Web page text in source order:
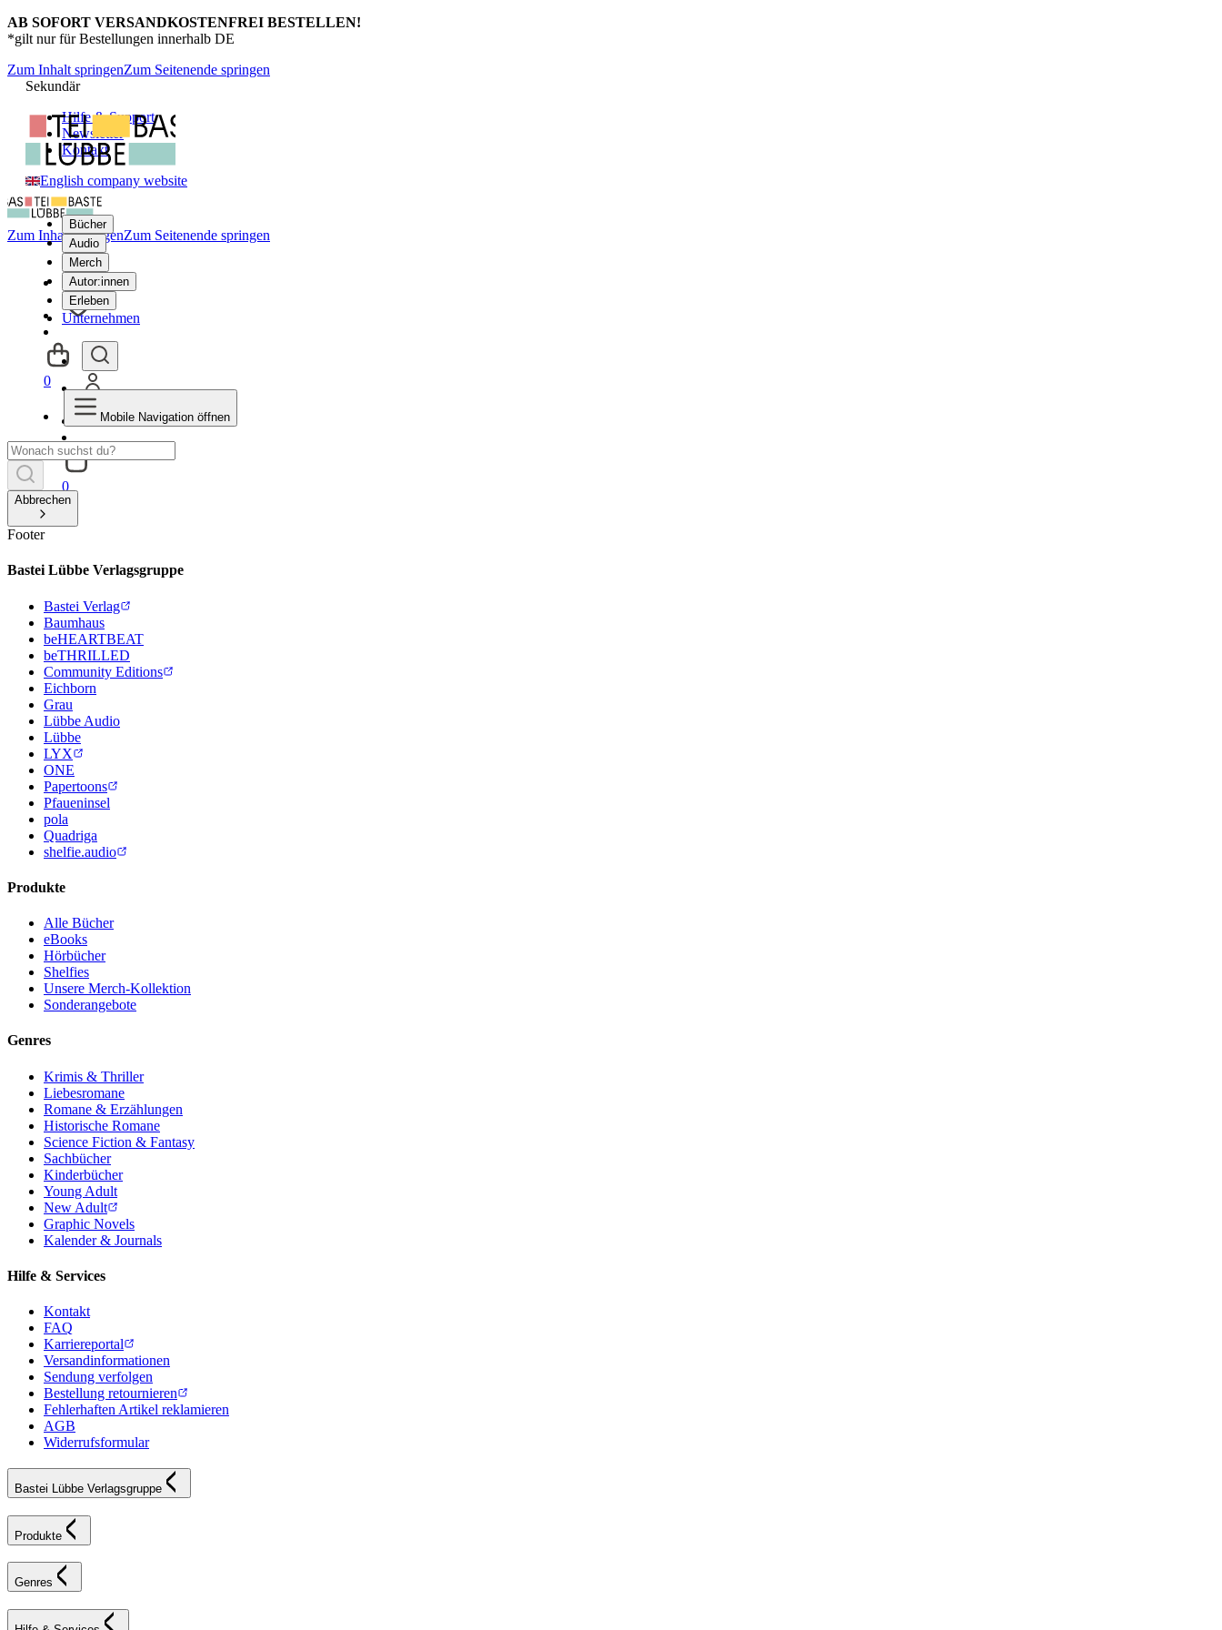
AB SOFORT VERSANDKOSTENFREI BESTELLEN!
*gilt nur für Bestellungen innerhalb DE
Zum Inhalt springenZum Seitenende springen
Sekundär
Hilfe & Support
Newsletter
Kontakt
English company website
Bücher
Audio
Merch
Autor:innen
Erleben
Unternehmen
0
Zum Inhalt springenZum Seitenende springen
0
Mobile Navigation öffnen
Abbrechen
Footer
Bastei Lübbe Verlagsgruppe
Bastei Verlag
Baumhaus
beHEARTBEAT
beTHRILLED
Community Editions
Eichborn
Grau
Lübbe Audio
Lübbe
LYX
ONE
Papertoons
Pfaueninsel
pola
Quadriga
shelfie.audio
Produkte
Alle Bücher
eBooks
Hörbücher
Shelfies
Unsere Merch-Kollektion
Sonderangebote
Genres
Krimis & Thriller
Liebesromane
Romane & Erzählungen
Historische Romane
Science Fiction & Fantasy
Sachbücher
Kinderbücher
Young Adult
New Adult
Graphic Novels
Kalender & Journals
Hilfe & Services
Kontakt
FAQ
Karriereportal
Versandinformationen
Sendung verfolgen
Bestellung retournieren
Fehlerhaften Artikel reklamieren
AGB
Widerrufsformular
Bastei Lübbe Verlagsgruppe
Produkte
Genres